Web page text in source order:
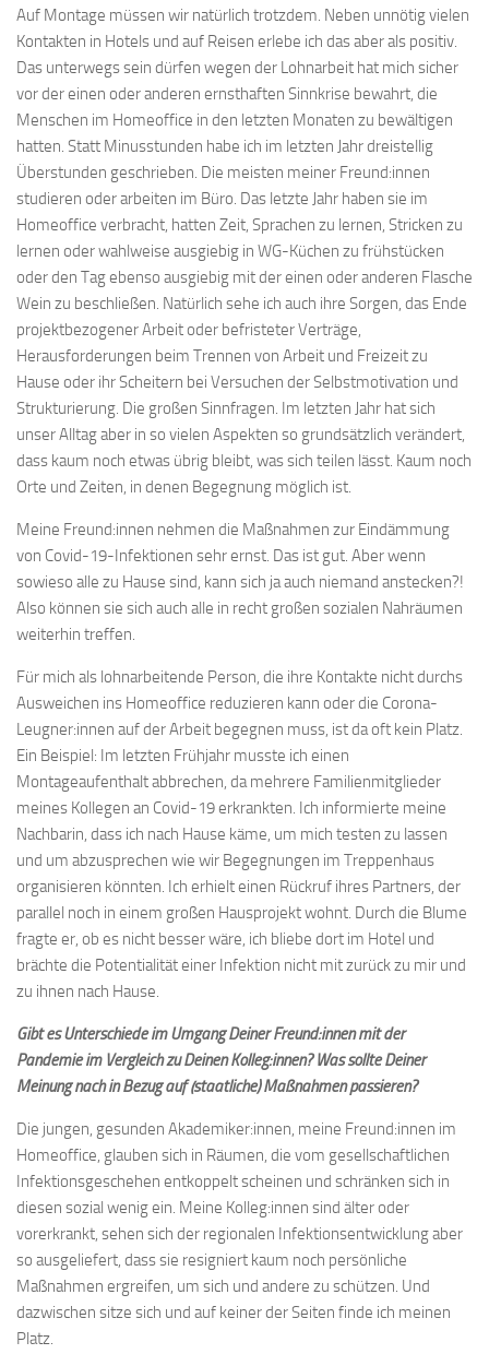
Auf Montage müssen wir natürlich trotzdem. Neben unnötig vielen
Kontakten in Hotels und auf Reisen erlebe ich das aber als positiv.
Das unterwegs sein dürfen wegen der Lohnarbeit hat mich sicher
vor der einen oder anderen ernsthaften Sinnkrise bewahrt, die
Menschen im Homeoffice in den letzten Monaten zu bewältigen
hatten. Statt Minusstunden habe ich im letzten Jahr dreistellig
Überstunden geschrieben. Die meisten meiner Freund:innen
studieren oder arbeiten im Büro. Das letzte Jahr haben sie im
Homeoffice verbracht, hatten Zeit, Sprachen zu lernen, Stricken zu
lernen oder wahlweise ausgiebig in WG-Küchen zu frühstücken
oder den Tag ebenso ausgiebig mit der einen oder anderen Flasche
Wein zu beschließen. Natürlich sehe ich auch ihre Sorgen, das Ende
projektbezogener Arbeit oder befristeter Verträge,
Herausforderungen beim Trennen von Arbeit und Freizeit zu
Hause oder ihr Scheitern bei Versuchen der Selbstmotivation und
Strukturierung. Die großen Sinnfragen. Im letzten Jahr hat sich
unser Alltag aber in so vielen Aspekten so grundsätzlich verändert,
dass kaum noch etwas übrig bleibt, was sich teilen lässt. Kaum noch
Orte und Zeiten, in denen Begegnung möglich ist.
Meine Freund:innen nehmen die Maßnahmen zur Eindämmung
von Covid-19-Infektionen sehr ernst. Das ist gut. Aber wenn
sowieso alle zu Hause sind, kann sich ja auch niemand anstecken?!
Also können sie sich auch alle in recht großen sozialen Nahräumen
weiterhin treffen.
Für mich als lohnarbeitende Person, die ihre Kontakte nicht durchs
Ausweichen ins Homeoffice reduzieren kann oder die Corona-
Leugner:innen auf der Arbeit begegnen muss, ist da oft kein Platz.
Ein Beispiel: Im letzten Frühjahr musste ich einen
Montageaufenthalt abbrechen, da mehrere Familienmitglieder
meines Kollegen an Covid-19 erkrankten. Ich informierte meine
Nachbarin, dass ich nach Hause käme, um mich testen zu lassen
und um abzusprechen wie wir Begegnungen im Treppenhaus
organisieren könnten. Ich erhielt einen Rückruf ihres Partners, der
parallel noch in einem großen Hausprojekt wohnt. Durch die Blume
fragte er, ob es nicht besser wäre, ich bliebe dort im Hotel und
brächte die Potentialität einer Infektion nicht mit zurück zu mir und
zu ihnen nach Hause.
Gibt es Unterschiede im Umgang Deiner Freund:innen mit der
Pandemie im Vergleich zu Deinen Kolleg:innen? Was sollte Deiner
Meinung nach in Bezug auf (staatliche) Maßnahmen passieren?
Die jungen, gesunden Akademiker:innen, meine Freund:innen im
Homeoffice, glauben sich in Räumen, die vom gesellschaftlichen
Infektionsgeschehen entkoppelt scheinen und schränken sich in
diesen sozial wenig ein. Meine Kolleg:innen sind älter oder
vorerkrankt, sehen sich der regionalen Infektionsentwicklung aber
so ausgeliefert, dass sie resigniert kaum noch persönliche
Maßnahmen ergreifen, um sich und andere zu schützen. Und
dazwischen sitze sich und auf keiner der Seiten finde ich meinen
Platz.